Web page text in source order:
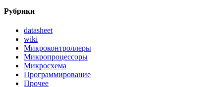
Рубрики
datasheet
wiki
Микроконтроллеры
Микропроцессоры
Микросхема
Программирование
Прочее